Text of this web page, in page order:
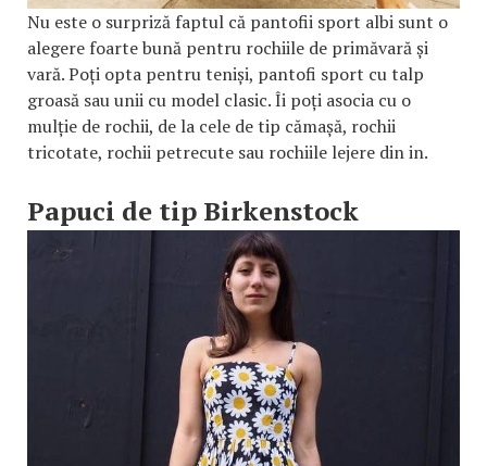
Nu este o surpriză faptul că pantofii sport albi sunt o
alegere foarte bună pentru rochiile de primăvară și
vară. Poți opta pentru teniși, pantofi sport cu talp
groasă sau unii cu model clasic. Îi poți asocia cu o
mulție de rochii, de la cele de tip cămașă, rochii
tricotate, rochii petrecute sau rochiile lejere din in.
Papuci de tip Birkenstock